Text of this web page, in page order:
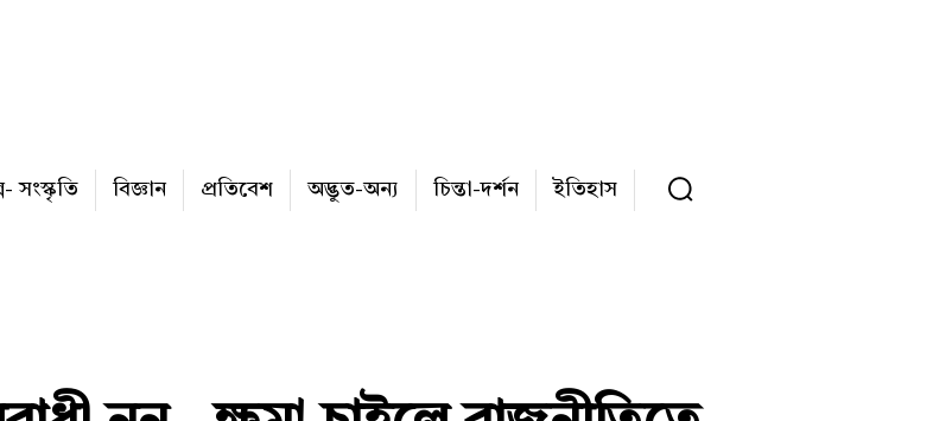
সংস্কৃতি বিজ্ঞান প্রতিবেশ অদ্ভুত-অন্য চিন্তা-দর্শন ইতিহাস